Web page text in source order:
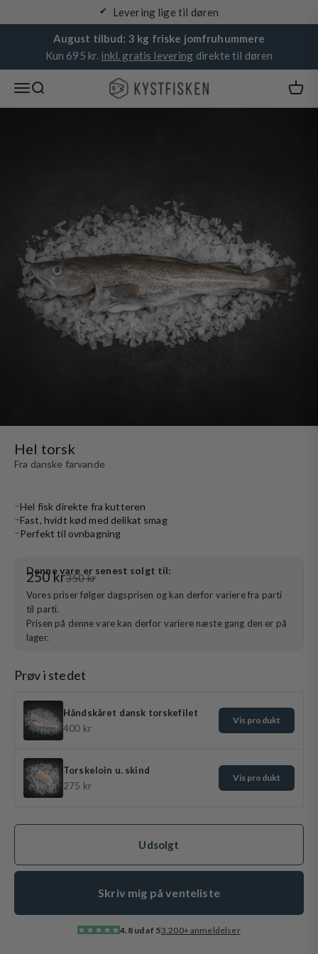
Levering lige til døren
August tilbud: 3 kg friske jomfruhummere
Kun 695 kr. inkl. gratis levering direkte til døren
Åbn navigationsmenu
Åbn søgefunktionKystfisken
Hel torsk
Fra danske farvande
Hel fisk direkte fra kutteren
Fast, hvidt kød med delikat smag
Perfekt til ovnbagning
Denne vare er senest solgt til:
Salgspris
250 krNormalpris
350 kr
Vores priser følger dagsprisen og kan derfor variere fra parti
til parti.
Prisen på denne vare kan derfor variere næste gang den er på
lager.
Prøv i stedet
Håndskåret dansk torskefilet
400 kr
Vis produkt
Torskeloin u. skind
275 kr
Vis produkt
Udsolgt
Skriv mig på venteliste
4.8 ud af 53.200+ anmeldelser